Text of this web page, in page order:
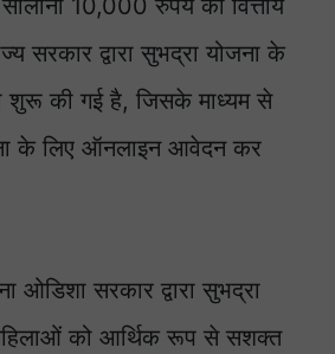
10,000 रुपये की वित्तीय
सरकार द्वारा सुभद्रा योजना के
शुरू की गई है, जिसके माध्यम से
के लिए ऑनलाइन आवेदन कर
ओडिशा सरकार द्वारा सुभद्रा
को आर्थिक रूप से सशक्त